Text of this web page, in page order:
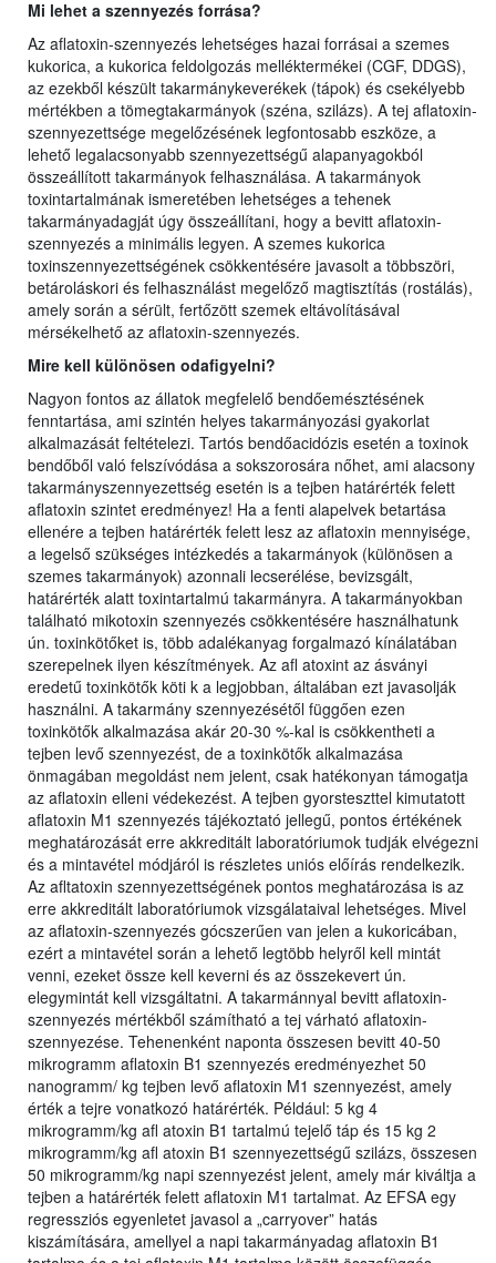
Mi lehet a szennyezés forrása?
Az aflatoxin-szennyezés lehetséges hazai forrásai a szemes
kukorica, a kukorica feldolgozás melléktermékei (CGF, DDGS),
az ezekből készült takarmánykeverékek (tápok) és csekélyebb
mértékben a tömegtakarmányok (széna, szilázs). A tej aflatoxin-
szennyezettsége megelőzésének legfontosabb eszköze, a
lehető legalacsonyabb szennyezettségű alapanyagokból
összeállított takarmányok felhasználása. A takarmányok
toxintartalmának ismeretében lehetséges a tehenek
takarmányadagját úgy összeállítani, hogy a bevitt aflatoxin-
szennyezés a minimális legyen. A szemes kukorica
toxinszennyezettségének csökkentésére javasolt a többszöri,
betároláskori és felhasználást megelőző magtisztítás (rostálás),
amely során a sérült, fertőzött szemek eltávolításával
mérsékelhető az aflatoxin-szennyezés.
Mire kell különösen odafigyelni?
Nagyon fontos az állatok megfelelő bendőemésztésének
fenntartása, ami szintén helyes takarmányozási gyakorlat
alkalmazását feltételezi. Tartós bendőacidózis esetén a toxinok
bendőből való felszívódása a sokszorosára nőhet, ami alacsony
takarmányszennyezettség esetén is a tejben határérték felett
aflatoxin szintet eredményez! Ha a fenti alapelvek betartása
ellenére a tejben határérték felett lesz az aflatoxin mennyisége,
a legelső szükséges intézkedés a takarmányok (különösen a
szemes takarmányok) azonnali lecserélése, bevizsgált,
határérték alatt toxintartalmú takarmányra. A takarmányokban
található mikotoxin szennyezés csökkentésére használhatunk
ún. toxinkötőket is, több adalékanyag forgalmazó kínálatában
szerepelnek ilyen készítmények. Az afl atoxint az ásványi
eredetű toxinkötők köti k a legjobban, általában ezt javasolják
használni. A takarmány szennyezésétől függően ezen
toxinkötők alkalmazása akár 20-30 %-kal is csökkentheti a
tejben levő szennyezést, de a toxinkötők alkalmazása
önmagában megoldást nem jelent, csak hatékonyan támogatja
az aflatoxin elleni védekezést. A tejben gyorsteszttel kimutatott
aflatoxin M1 szennyezés tájékoztató jellegű, pontos értékének
meghatározását erre akkreditált laboratóriumok tudják elvégezni
és a mintavétel módjáról is részletes uniós előírás rendelkezik.
Az afltatoxin szennyezettségének pontos meghatározása is az
erre akkreditált laboratóriumok vizsgálataival lehetséges. Mivel
az aflatoxin-szennyezés gócszerűen van jelen a kukoricában,
ezért a mintavétel során a lehető legtöbb helyről kell mintát
venni, ezeket össze kell keverni és az összekevert ún.
elegymintát kell vizsgáltatni. A takarmánnyal bevitt aflatoxin-
szennyezés mértékből számítható a tej várható aflatoxin-
szennyezése. Tehenenként naponta összesen bevitt 40-50
mikrogramm aflatoxin B1 szennyezés eredményezhet 50
nanogramm/ kg tejben levő aflatoxin M1 szennyezést, amely
érték a tejre vonatkozó határérték. Például: 5 kg 4
mikrogramm/kg afl atoxin B1 tartalmú tejelő táp és 15 kg 2
mikrogramm/kg afl atoxin B1 szennyezettségű szilázs, összesen
50 mikrogramm/kg napi szennyezést jelent, amely már kiváltja a
tejben a határérték felett aflatoxin M1 tartalmat. Az EFSA egy
regressziós egyenletet javasol a „carryover” hatás
kiszámítására, amellyel a napi takarmányadag aflatoxin B1